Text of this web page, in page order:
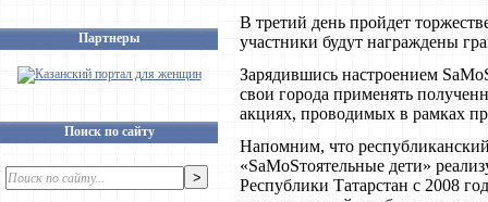
Партнеры
Поиск по сайту
В третий день пройдет
участники будут награждены
Зарядившись настроением
свои города применять
акциях, проводимых в рамках
Напомним, что
«SаMоSтоятельные дети»
Республики Татарстан с 2008